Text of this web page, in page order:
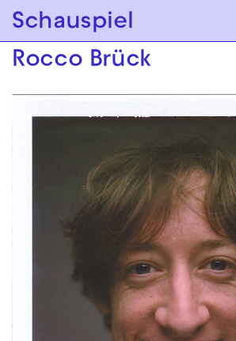
Zur Hauptnavigation springen
Zum Hauptinhalt springen
Schauspiel
Rocco Brück